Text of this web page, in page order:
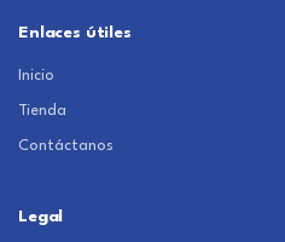
Enlaces útiles
Inicio
Tienda
Contáctanos
Legal